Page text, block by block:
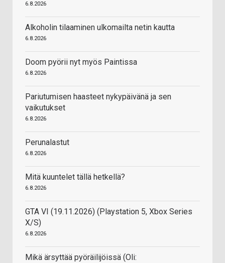
6.8.2026
Alkoholin tilaaminen ulkomailta netin kautta
6.8.2026
Doom pyörii nyt myös Paintissa
6.8.2026
Pariutumisen haasteet nykypäivänä ja sen
vaikutukset
6.8.2026
Perunalastut
6.8.2026
Mitä kuuntelet tällä hetkellä?
6.8.2026
GTA VI (19.11.2026) (Playstation 5, Xbox Series
X/S)
6.8.2026
Mikä ärsyttää pyöräilijöissä (Oli: